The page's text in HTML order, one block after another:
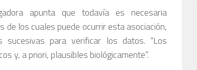
apunta que todavía es necesaria
los cuales puede ocurrir esta asociación,
sucesivas para verificar los datos. “Los
y, a priori, plausibles biológicamente”.